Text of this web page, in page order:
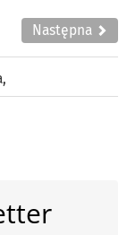
Następna
,